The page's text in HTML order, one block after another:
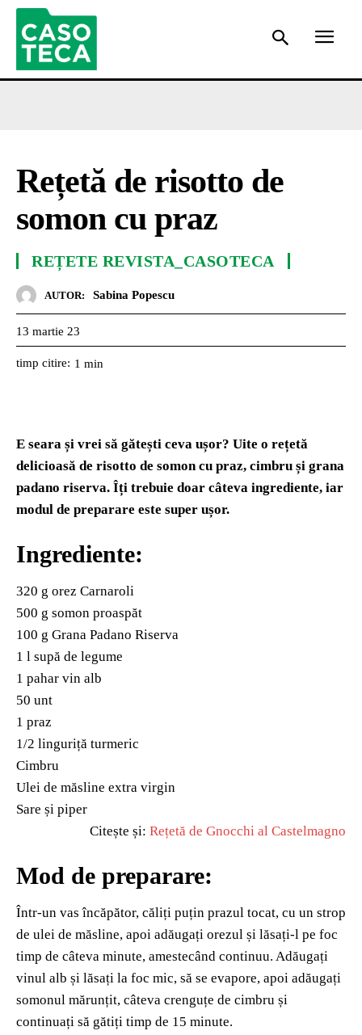
Rețetă de risotto de
somon cu praz
REȚETE REVISTA_CASOTECA
AUTOR: Sabina Popescu
13 martie 23
timp citire: 1 min
E seara și vrei să gătești ceva ușor? Uite o rețetă
delicioasă de risotto de somon cu praz, cimbru și grana
padano riserva. Îți trebuie doar câteva ingrediente, iar
modul de preparare este super ușor.
Ingrediente:
320 g orez Carnaroli
500 g somon proaspăt
100 g Grana Padano Riserva
1 l supă de legume
1 pahar vin alb
50 unt
1 praz
1/2 linguriță turmeric
Cimbru
Ulei de măsline extra virgin
Sare și piper
Citește și: Rețetă de Gnocchi al Castelmagno
Mod de preparare:
Într-un vas încăpător, căliți puțin prazul tocat, cu un strop
de ulei de măsline, apoi adăugați orezul și lăsați-l pe foc
timp de câteva minute, amestecând continuu. Adăugați
vinul alb și lăsați la foc mic, să se evapore, apoi adăugați
somonul mărunțit, câteva crenguțe de cimbru și
continuați să gătiți timp de 15 minute.